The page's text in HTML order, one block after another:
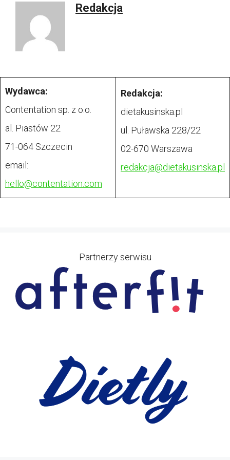
Redakcja
Wydawca:
Contentation sp. z o.o.
al. Piastów 22
71-064 Szczecin
email:
hello@contentation.com
Redakcja:
dietakusinska.pl
ul. Puławska 228/22
02-670 Warszawa
redakcja@dietakusinska.pl
Partnerzy serwisu